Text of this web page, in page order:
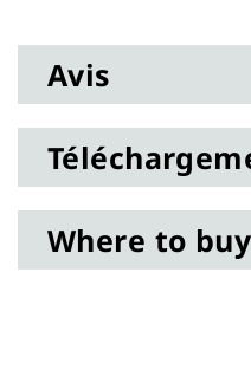
Avis
Where to buy